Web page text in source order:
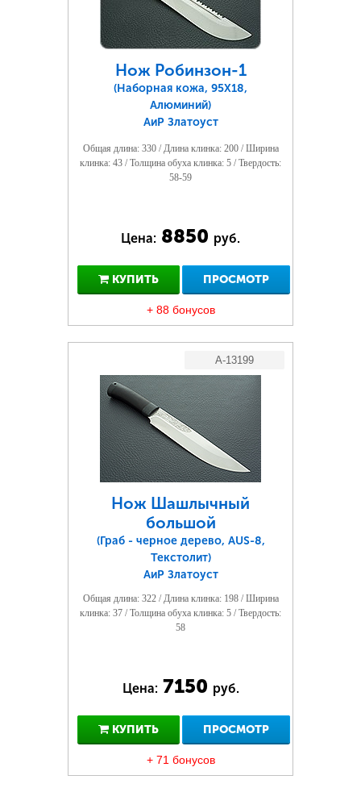
Нож Робинзон-1
(Наборная кожа, 95Х18,
Алюминий)
АиР Златоуст
Общая длина: 330 / Длина клинка: 200 / Ширина
клинка: 43 / Толщина обуха клинка: 5 / Твердость:
58-59
Цена: 8850 руб.
КУПИТЬ ПРОСМОТР
+ 88 бонусов
A-13199
Нож Шашлычный
большой
(Граб - черное дерево, AUS-8,
Текстолит)
АиР Златоуст
Общая длина: 322 / Длина клинка: 198 / Ширина
клинка: 37 / Толщина обуха клинка: 5 / Твердость:
58
Цена: 7150 руб.
КУПИТЬ ПРОСМОТР
+ 71 бонусов